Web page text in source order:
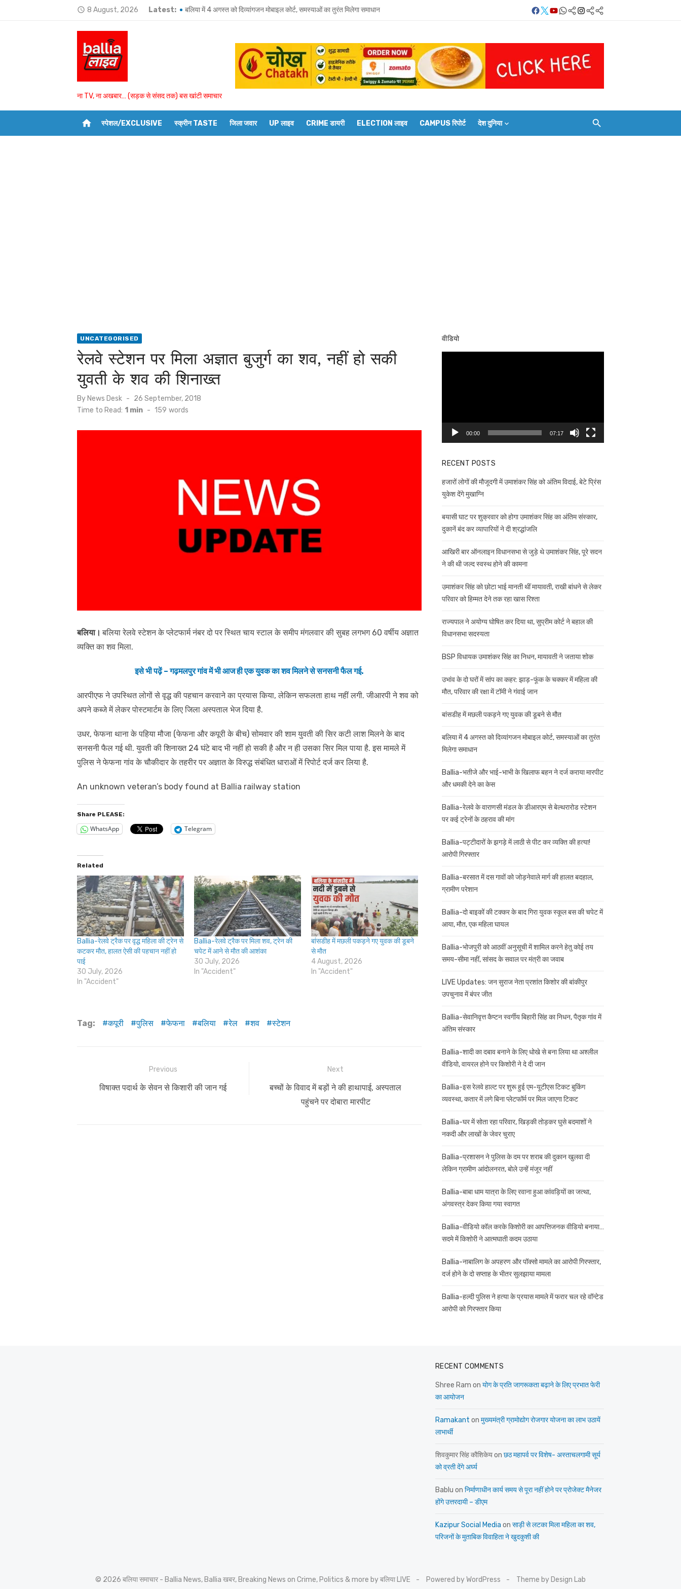
access_time 8 August, 2026 Latest: बलिया में 4 अगस्त को दिव्यांगजन मोबाइल कोर्ट, समस्याओं का तुरंत मिलेगा समाधान
हजारों लोगों की मौजूदगी में उमाशंकर सिंह को अंतिम विदाई, बेटे प्रिंस युकेश देंगे मुखाग्नि
बयासी घाट पर शुक्रवार को होगा उमाशंकर सिंह का अंतिम संस्कार, दुकानें बंद कर व्यापारियों ने दी श्रद्धांजलि
आखिरी बार ऑनलाइन विधानसभा से जुड़े थे उमाशंकर सिंह, पूरे सदन ने की थी जल्द स्वस्थ होने की कामना
राज्यपाल ने अयोग्य घोषित कर दिया था, सुप्रीम कोर्ट ने बहाल की विधानसभा सदस्यता
Facebook
Twitter
Youtube
Whatsapp
बलिया
लाइव
FOLLOW/JOIN
करें
Instagram
Telegram
ना TV, ना अखबार… (सड़क से संसद तक) बस खांटी समाचार
home स्पेशल/EXCLUSIVE स्क्रीन TASTE जिला जवार UP लाइव CRIME डायरी ELECTION लाइव CAMPUS रिपोर्ट देश दुनिया
UNCATEGORISED
रेलवे स्टेशन पर मिला अज्ञात बुजुर्ग का शव, नहीं हो सकी
युवती के शव की शिनाख्त
By News Desk
Posted
on
26 September, 2018
Time to Read: 1 min - 159 words
बलिया।बलिया रेलवे स्टेशन के प्लेटफार्म नंबर दो पर स्थित चाय स्टाल के समीप मंगलवार की सुबह लगभग 60 वर्षीय अज्ञात
व्यक्ति का शव मिला.
इसे भी पढ़ें – गढ़मलपुर गांव में भी आज ही एक युवक का शव मिलने से सनसनी फैल गई.
आरपीएफ ने उपस्थित लोगों से वृद्ध की पहचान करवाने का प्रयास किया, लेकिन सफलता हाथ नहीं लगी. जीआरपी ने शव को
अपने कब्जे में लेकर पोस्टमार्टम के लिए जिला अस्पताल भेज दिया है.
उधर, फेफना थाना के पहिया मौजा (फेफना और कपूरी के बीच) सोमवार की शाम युवती की सिर कटी लाश मिलने के बाद
सनसनी फैल गई थी. युवती की शिनाख्त 24 घंटे बाद भी नहीं हो सकी है और न ही उसका सिर मिल पाया है. इस मामले में
पुलिस ने फेफना गांव के चौकीदार के तहरीर पर अज्ञात के विरुद्ध संबंधित धाराओं में रिपोर्ट दर्ज कर लिया है.
An unknown veteran’s body found at Ballia railway station
Share PLEASE:
WhatsApp Telegram
Related
Ballia-रेलवे ट्रैक पर वृद्ध महिला की ट्रेन से
कटकर मौत, हालत ऐसी की पहचान नहीं हो
पाई
30 July, 2026
In "Accident"
Ballia-रेलवे ट्रैक पर मिला शव, ट्रेन की
चपेट में आने से मौत की आशंका
30 July, 2026
In "Accident"
बांसडीह में मछली पकड़ने गए युवक की डूबने
से मौत
4 August, 2026
In "Accident"
Tag: कपूरी पुलिस फेफना बलिया रेल शव स्टेशन
navigation
Previous
Previous
विषाक्त पदार्थ के सेवन से किशारी की जान गई
Next
Next
बच्चों के विवाद में बड़ों ने की हाथापाई, अस्पताल
पहुंचने पर दोबारा मारपीट
वीडियो
00:00 07:17
RECENT POSTS
हजारों लोगों की मौजूदगी में उमाशंकर सिंह को अंतिम विदाई, बेटे प्रिंस
युकेश देंगे मुखाग्नि
बयासी घाट पर शुक्रवार को होगा उमाशंकर सिंह का अंतिम संस्कार,
दुकानें बंद कर व्यापारियों ने दी श्रद्धांजलि
आखिरी बार ऑनलाइन विधानसभा से जुड़े थे उमाशंकर सिंह, पूरे सदन
ने की थी जल्द स्वस्थ होने की कामना
उमाशंकर सिंह को छोटा भाई मानती थीं मायावती, राखी बांधने से लेकर
परिवार को हिम्मत देने तक रहा खास रिश्ता
राज्यपाल ने अयोग्य घोषित कर दिया था, सुप्रीम कोर्ट ने बहाल की
विधानसभा सदस्यता
BSP विधायक उमाशंकर सिंह का निधन, मायावती ने जताया शोक
उभांव के दो घरों में सांप का कहर: झाड़-फूंक के चक्कर में महिला की
मौत, परिवार की रक्षा में टॉमी ने गंवाई जान
बांसडीह में मछली पकड़ने गए युवक की डूबने से मौत
बलिया में 4 अगस्त को दिव्यांगजन मोबाइल कोर्ट, समस्याओं का तुरंत
मिलेगा समाधान
Ballia-भतीजे और भाई-भाभी के खिलाफ बहन ने दर्ज कराया मारपीट
और धमकी देने का केस
Ballia-रेलवे के वाराणसी मंडल के डीआरएम से बेल्थरारोड स्टेशन
पर कई ट्रेनों के ठहराव की मांग
Ballia-पट्टीदारों के झगड़े में लाठी से पीट कर व्यक्ति की हत्या!
आरोपी गिरफ्तार
Ballia-बरसात में दस गावों को जोड़नेवाले मार्ग की हालत बदहाल,
ग्रामीण परेशान
Ballia-दो बाइकों की टक्कर के बाद गिरा युवक स्कूल बस की चपेट में
आया, मौत, एक महिला घायल
Ballia-भोजपुरी को आठवीं अनुसूची में शामिल करने हेतु कोई तय
समय-सीमा नहीं, सांसद के सवाल पर मंत्री का जवाब
LIVE Updates: जन सुराज नेता प्रशांत किशोर की बांकीपुर
उपचुनाव में बंपर जीत
Ballia-सेवानिवृत्त कैप्टन स्वर्गीय बिहारी सिंह का निधन, पैतृक गांव में
अंतिम संस्कार
Ballia-शादी का दबाव बनाने के लिए धोखे से बना लिया था अश्लील
वीडियो, वायरल होने पर किशोरी ने दे दी जान
Ballia-इस रेलवे हाल्ट पर शुरू हुई एम-यूटीएस टिकट बुकिंग
व्यवस्था, कतार में लगे बिना प्लेटफॉर्म पर मिल जाएगा टिकट
Ballia-घर में सोता रहा परिवार, खिड़की तोड़कर घुसे बदमाशों ने
नकदी और लाखों के जेवर चुराए
Ballia-प्रशासन ने पुलिस के दम पर शराब की दुकान खुलवा दी
लेकिन ग्रामीण आंदोलनरत, बोले उन्हें मंजूर नहीं
Ballia-बाबा धाम यात्रा के लिए रवाना हुआ कांवड़ियों का जत्था,
अंगवस्त्र देकर किया गया स्वागत
Ballia-वीडियो कॉल करके किशोरी का आपत्तिजनक वीडियो बनाया…
सदमे में किशोरी ने आत्मघाती कदम उठाया
Ballia-नाबालिग के अपहरण और पॉक्सो मामले का आरोपी गिरफ्तार,
दर्ज होने के दो सप्ताह के भीतर सुलझाया मामला
Ballia-हल्दी पुलिस ने हत्या के प्रयास मामले में फरार चल रहे वॉन्टेड
आरोपी को गिरफ्तार किया
RECENT COMMENTS
Shree Ram on योग के प्रति जागरूकता बढ़ाने के लिए प्रभात फेरी
का आयोजन
Ramakant on मुख्यमंत्री ग्रामोद्योग रोजगार योजना का लाभ उठायें
लाभार्थी
शिवकुमार सिंह कौशिकेयon छठ महापर्व पर विशेष- अस्ताचलगामी सूर्य
को व्रती देंगे अर्घ्य
Bablu on निर्माणाधीन कार्य समय से पूरा नहीं होने पर प्रोजेक्ट मैनेजर
होंगे उत्तरदायी – डीएम
Kazipur Social Media on साड़ी से लटका मिला महिला का शव,
परिजनों के मुताबिक विवाहिता ने खुदकुशी की
© 2026 बलिया समाचार - Ballia News, Ballia खबर, Breaking News on Crime, Politics & more by बलिया LIVE Powered by WordPress Theme by Design Lab